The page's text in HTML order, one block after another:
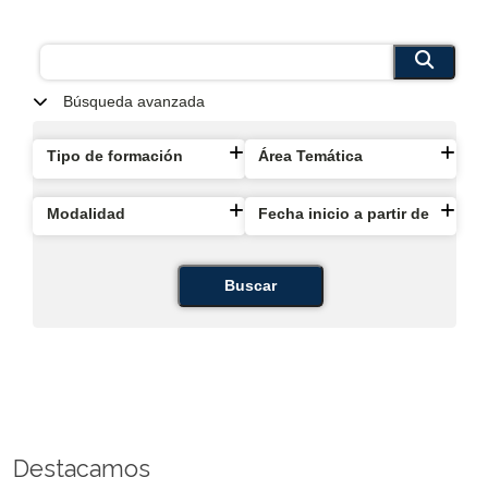
Búsqueda avanzada
Tipo de formación Área Temática
Modalidad Fecha inicio a partir de
Buscar
Destacamos